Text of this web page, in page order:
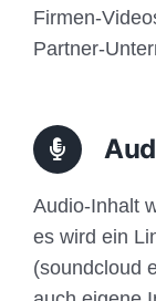
Firmen-
Partner-
Audio-Inhalt
es wird ein
(soundcloud